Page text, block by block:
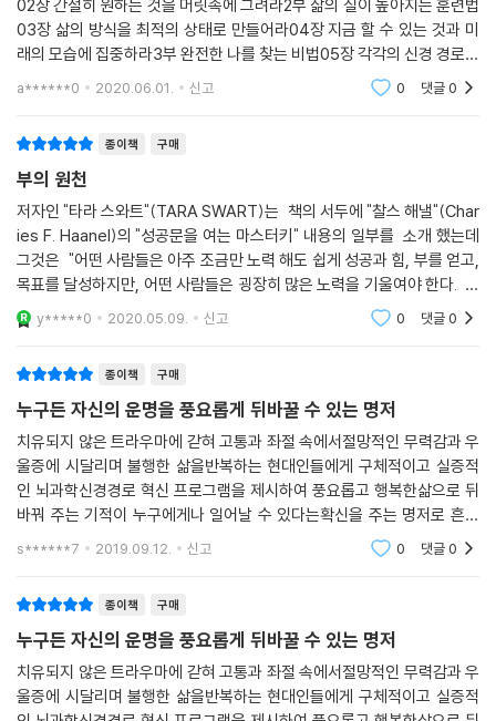
슬럼프를 겪거나 긍정적인 생각을 잃었을 때 환경부터 탓하지는 않는가?
그렇다고 달라지는 것은 없다. 자신의 인생을 바꾸려면 마음부터 열어야
한다. 환경을 비롯한 모든 것을 뛰어넘는 것은 정신이다. 우리가 삶에서 원
하는 건강, 행복, 부, 사랑은 우리의 뇌에 의해 지배된다. 이 책은 우리의 뇌
음을 새롭게 함으로써 우리의 삶을 변화시키는 실천법을 4단계로 제시한
다. 부의 원천을 찾아 앞으로 나아가기 위해 필요한 결정을 내리는 방법과
완전한 나를 찾는 비법을 담아냈다. 이 책의 단계를 밟아 실천에 옮기면 누
구나 간절히 원하는 것을 이루게 될 것이다. 꿈을 이루는 단 하나의 마스터
키를 얻은 당신은 완전한 나로 다시 태어날 것이다. 이제 그 무엇도 당신을
막을 수 없다.
02장 간절히 원하는 것을 머릿속에 그려라2부 삶의 질이 높아지는 훈련법
03장 삶의 방식을 최적의 상태로 만들어라04장 지금 할 수 있는 것과 미
래의 모습에 집중하라3부 완전한 나를 찾는 비법05장 각각의 신경 경로를
균형 있게 관리해라06장 감정: 기분을 제어하라07장 신체 반응: 너 자신
a******0 2020.06.01. 신고 0 댓글0
종이책 구매
부의 원천
저자인 "타라 스와트"(TARA SWART)는 책의 서두에 "찰스 해낼"(Char
ies F. Haanel)의 "성공문을 여는 마스터키" 내용의 일부를 소개 했는데
그것은 "어떤 사람들은 아주 조금만 노력 해도 쉽게 성공과 힘, 부를 얻고,
목표를 달성하지만, 어떤 사람들은 굉장히 많은 노력을 기울여야 한다. 야
망과 소망, 이상을 이루는 데 완전히 실패 하는 사람들도 있다. 왜 그럴
까? 육체적 차이
y*****0 2020.05.09. 신고 0 댓글0
종이책 구매
누구든 자신의 운명을 풍요롭게 뒤바꿀 수 있는 명저
치유되지 않은 트라우마에 갇혀 고통과 좌절 속에서절망적인 무력감과 우
울증에 시달리며 불행한 삶을반복하는 현대인들에게 구체적이고 실증적
인 뇌과학신경경로 혁신 프로그램을 제시하여 풍요롭고 행복한삶으로 뒤
바꿔 주는 기적이 누구에게나 일어날 수 있다는확신을 주는 명저로 흔한
말장난의 자기계발서들과는차원이 다르다뇌의 민첩성을 키우는 전뇌사고
s******7 2019.09.12. 신고 0 댓글0
종이책 구매
누구든 자신의 운명을 풍요롭게 뒤바꿀 수 있는 명저
치유되지 않은 트라우마에 갇혀 고통과 좌절 속에서절망적인 무력감과 우
울증에 시달리며 불행한 삶을반복하는 현대인들에게 구체적이고 실증적